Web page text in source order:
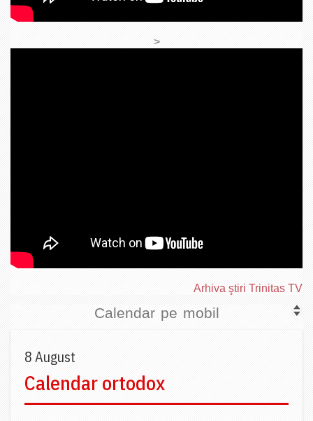
>
Arhiva ştiri Trinitas TV
Calendar pe mobil
8 August
Calendar ortodox